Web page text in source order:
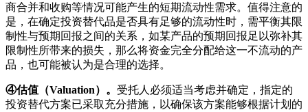
商合并和收购等情况可能产生的短期流动性需求。值得注意的
是，在确定投资替代品是否具有足够的流动性时，需平衡其限
制性与预期回报之间的关系，如某产品的预期回报足以弥补其
限制性所带来的损失，那么将资金完全分配给这一不流动的产
品，也可能被认为是合理的选择。
④估值（Valuation） 。 受托人必须适当考虑并确定，指定的
投资替代方案已采取充分措施，以确保该方案能够根据计划的